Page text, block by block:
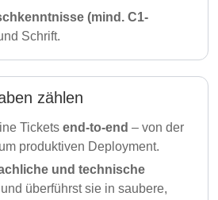
(mind. C1-
Schrift.
zählen
Tickets end-to-end – von der
produktiven Deployment.
und technische
und überführst sie in saubere,